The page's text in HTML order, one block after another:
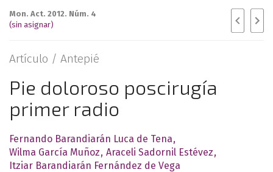
Mon. Act. 2012. Núm. 4
(sin asignar)
Artículo / Antepié
Pie doloroso poscirugía
primer radio
Fernando Barandiarán Luca de Tena
Wilma García Muñoz Araceli Sadornil Estévez
Itziar Barandiarán Fernández de Vega